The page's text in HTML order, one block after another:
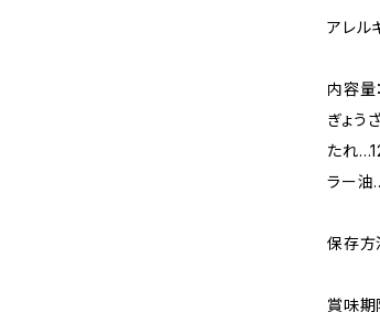
アレル
内容量：
ぎょう
たれ
ラー油
保存方
賞味期